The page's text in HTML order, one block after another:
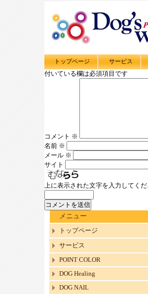
トップページ サービス
付いている欄は必須項目です
コメント ※
名前 ※
メール ※
サイト
上に表示された文字を入力してくだ
メニュー
トップページ
サービス
POINT COLOR
DOG Healing
DOG NAIL